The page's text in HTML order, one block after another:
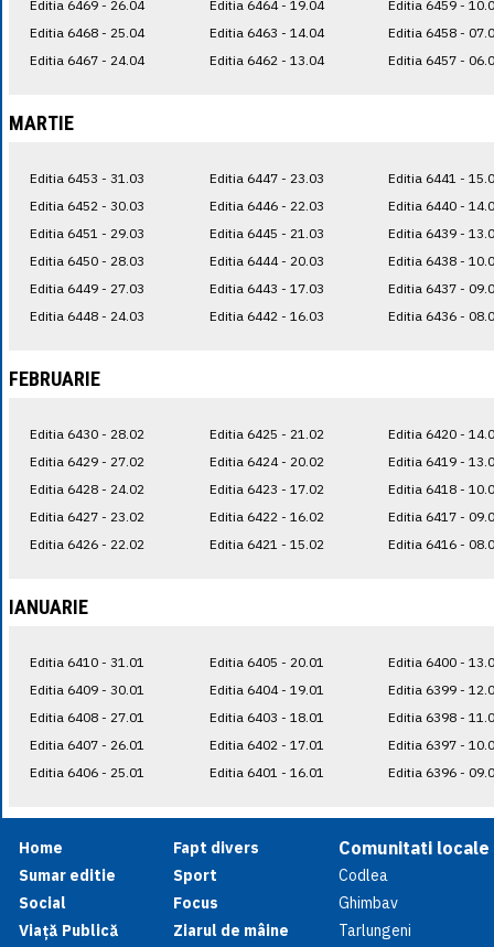
Editia 6469 - 26.04
Editia 6468 - 25.04
Editia 6467 - 24.04
Editia 6464 - 19.04
Editia 6463 - 14.04
Editia 6462 - 13.04
Editia 6459 -
Editia 6458 -
Editia 6457 -
MARTIE
Editia 6453 - 31.03
Editia 6452 - 30.03
Editia 6451 - 29.03
Editia 6450 - 28.03
Editia 6449 - 27.03
Editia 6448 - 24.03
Editia 6447 - 23.03
Editia 6446 - 22.03
Editia 6445 - 21.03
Editia 6444 - 20.03
Editia 6443 - 17.03
Editia 6442 - 16.03
Editia 6441 -
Editia 6440 -
Editia 6439 -
Editia 6438 -
Editia 6437 -
Editia 6436 -
FEBRUARIE
Editia 6430 - 28.02
Editia 6429 - 27.02
Editia 6428 - 24.02
Editia 6427 - 23.02
Editia 6426 - 22.02
Editia 6425 - 21.02
Editia 6424 - 20.02
Editia 6423 - 17.02
Editia 6422 - 16.02
Editia 6421 - 15.02
Editia 6420 -
Editia 6419 -
Editia 6418 -
Editia 6417 -
Editia 6416 -
IANUARIE
Editia 6410 - 31.01
Editia 6409 - 30.01
Editia 6408 - 27.01
Editia 6407 - 26.01
Editia 6406 - 25.01
Editia 6405 - 20.01
Editia 6404 - 19.01
Editia 6403 - 18.01
Editia 6402 - 17.01
Editia 6401 - 16.01
Editia 6400 -
Editia 6399 -
Editia 6398 -
Editia 6397 -
Editia 6396 -
Home
Sumar editie
Social
Viață Publică
Fapt divers
Sport
Focus
Ziarul de mâine
Comunitati locale
Codlea
Ghimbav
Tarlungeni